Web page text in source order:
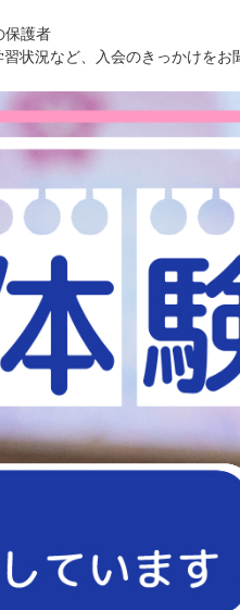
護者
状況など、入会のきっかけを